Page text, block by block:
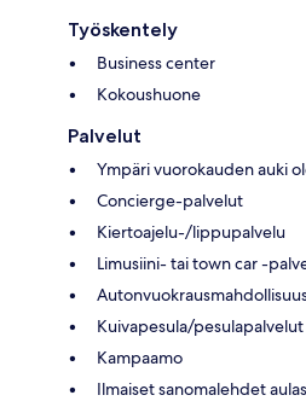
Työskentely
Business center
Kokoushuone
Palvelut
Ympäri vuorokauden auki
Concierge-palvelut
Kiertoajelu-/lippupalvelu
Limusiini- tai town car -
Kuivapesula/pesulapalvelut
Kampaamo
Ilmaiset sanomalehdet